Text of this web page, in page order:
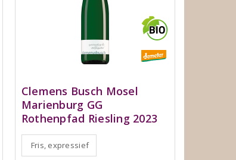
Clemens Busch Mosel
Marienburg GG
Rothenpfad Riesling 2023
Fris, expressief